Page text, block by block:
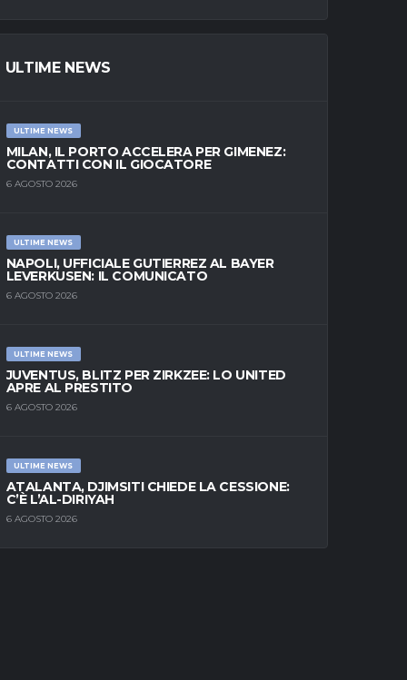
ULTIME NEWS
ULTIME NEWS
MILAN, IL PORTO ACCELERA PER GIMENEZ:
CONTATTI CON IL GIOCATORE
6 AGOSTO 2026
ULTIME NEWS
NAPOLI, UFFICIALE GUTIERREZ AL BAYER
LEVERKUSEN: IL COMUNICATO
6 AGOSTO 2026
ULTIME NEWS
JUVENTUS, BLITZ PER ZIRKZEE: LO UNITED
APRE AL PRESTITO
6 AGOSTO 2026
ULTIME NEWS
ATALANTA, DJIMSITI CHIEDE LA CESSIONE:
C’È L’AL-DIRIYAH
6 AGOSTO 2026